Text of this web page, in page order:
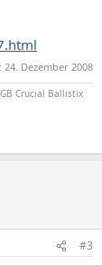
24. Dezember 2008
Crucial Ballistix
#3